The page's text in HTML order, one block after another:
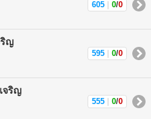
605 0/0
ริญ
595 0/0
จริญ
555 0/0